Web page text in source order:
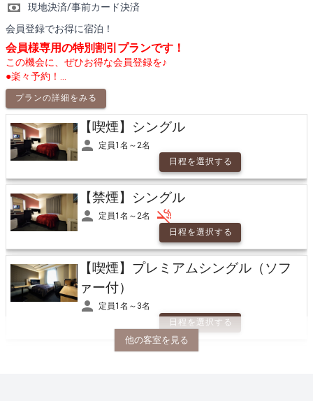
【加熱式・電子タバコ専用】シング
ル
【加熱式・電子タバコ専用】ツイン
定員1名～3名
日程を選択する
【喫煙】プレミアムシングル（マッ
サージチェア付）
日程を選択する
【禁煙】プレミアムシングル（マッ
サージチェア付）
日程を選択する
現地決済/事前カード決済
会員登録でお得に宿泊！
会員様専用の特別割引プランです！
この機会に、ぜひお得な会員登録を♪
●楽々予約！...
プランの詳細をみる
他の客室を見る
【喫煙】シングル
定員1名～2名
日程を選択する
【禁煙】シングル
定員1名～2名
日程を選択する
【喫煙】プレミアムシングル（ソフ
ァー付）
定員1名～3名
日程を選択する